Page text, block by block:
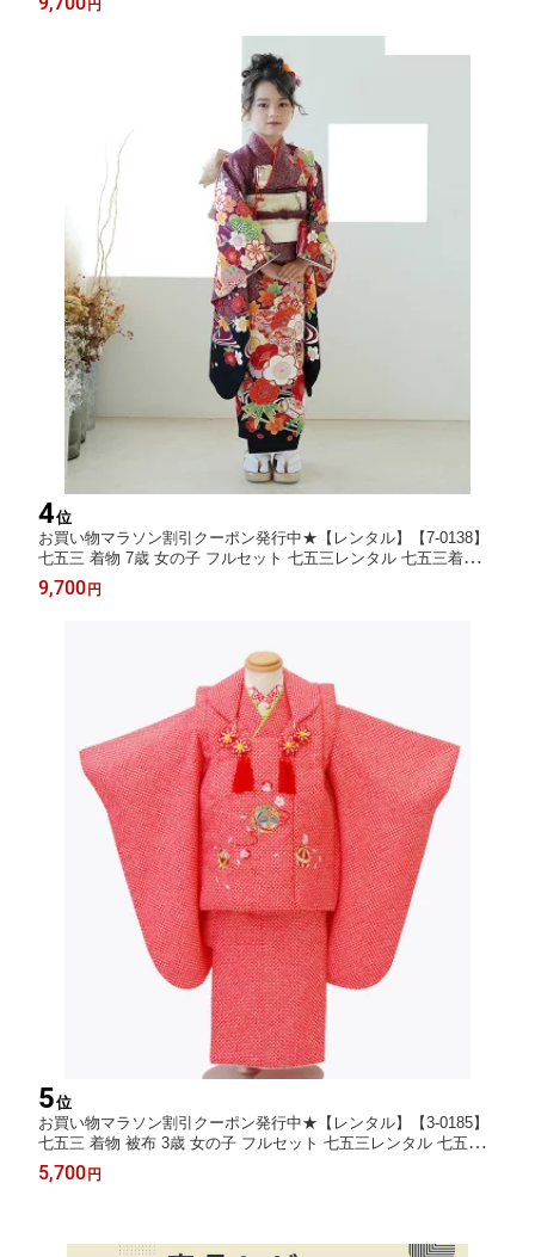
円
4位
お買い物マラソン割引クーポン発行中★【レンタル】【7-0138】
七五三 着物 7歳 女の子 フルセット 七五三レンタル 七五三着物7
歳 七五三着物 髪飾り 草履 バッグ 753着物 4泊5日
9,700 円
5位
お買い物マラソン割引クーポン発行中★【レンタル】【3-0185】
七五三 着物 被布 3歳 女の子 フルセット 七五三レンタル 七五三
着物3歳 七五三着物 髪飾り 草履 バッグ 753着物 4泊5日
5,700 円